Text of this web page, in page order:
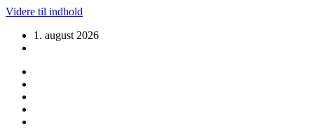
Videre til indhold
1. august 2026